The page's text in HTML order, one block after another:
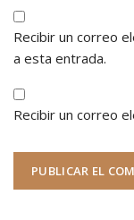
Recibir un correo
a esta entrada.
Recibir un correo